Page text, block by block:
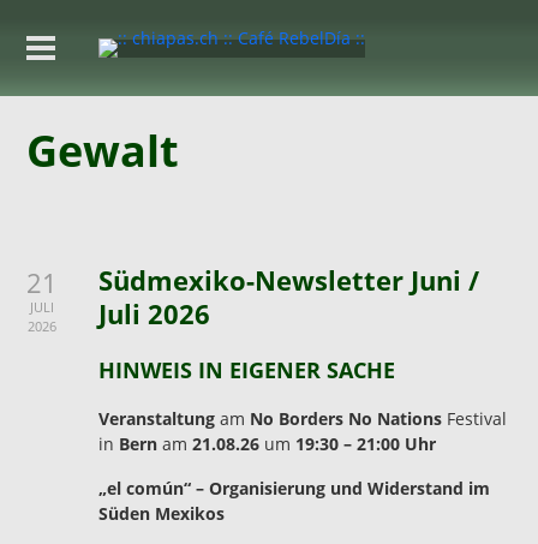
Gewalt
21
JULI
2026
Südmexiko-Newsletter Juni /
Juli 2026
HINWEIS IN EIGENER SACHE
Veranstaltung am No Borders No Nations Festival
in Bern am21.08.26 um 19:30 – 21:00 Uhr
„el común“ – Organisierung und Widerstand im
Süden Mexikos